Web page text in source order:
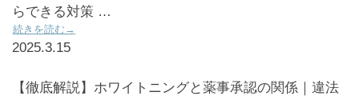
らできる対策 …
続きを読む→
2025.3.15
【徹底解説】ホワイトニングと薬事承認の関係｜違法